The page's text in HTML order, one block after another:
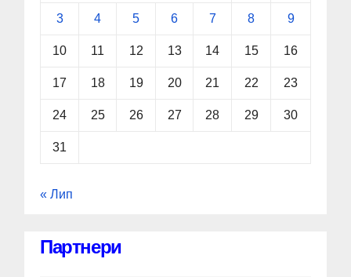
3 4 5 6 7 8 9
10 11 12 13 14 15 16
17 18 19 20 21 22 23
24 25 26 27 28 29 30
31
« Лип
Партнери